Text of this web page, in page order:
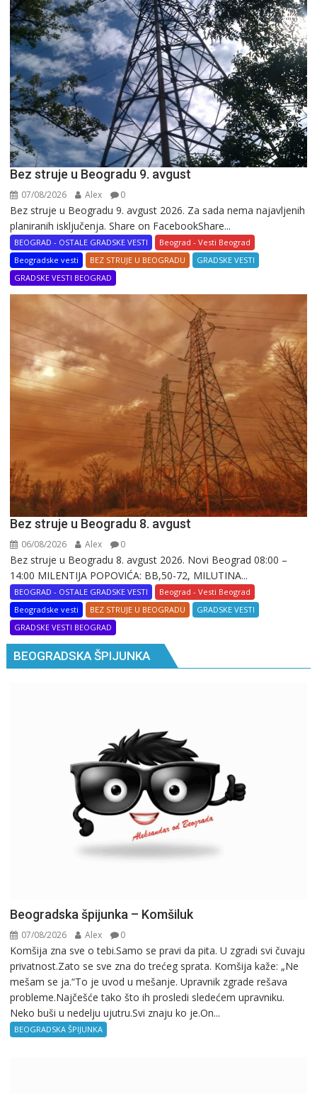
Bez struje u Beogradu 9. avgust
07/08/2026 Alex 0
Bez struje u Beogradu 9. avgust 2026. Za sada nema najavljenih
planiranih isključenja. Share on FacebookShare...
BEOGRAD - OSTALE GRADSKE VESTI
Beograd - Vesti Beograd
Beogradske vesti
BEZ STRUJE U BEOGRADU
GRADSKE VESTI
GRADSKE VESTI BEOGRAD
Bez struje u Beogradu 8. avgust
06/08/2026 Alex 0
Bez struje u Beogradu 8. avgust 2026. Novi Beograd 08:00 –
14:00 MILENTIJA POPOVIĆA: BB,50-72, MILUTINA...
BEOGRAD - OSTALE GRADSKE VESTI
Beograd - Vesti Beograd
Beogradske vesti
BEZ STRUJE U BEOGRADU
GRADSKE VESTI
GRADSKE VESTI BEOGRAD
BEOGRADSKA ŠPIJUNKA
Beogradska špijunka – Komšiluk
07/08/2026 Alex 0
Komšija zna sve o tebi.Samo se pravi da pita. U zgradi svi čuvaju
privatnost.Zato se sve zna do trećeg sprata. Komšija kaže: „Ne
mešam se ja.“To je uvod u mešanje. Upravnik zgrade rešava
probleme.Najčešće tako što ih prosledi sledećem upravniku.
Neko buši u nedelju ujutru.Svi znaju ko je.On...
BEOGRADSKA ŠPIJUNKA